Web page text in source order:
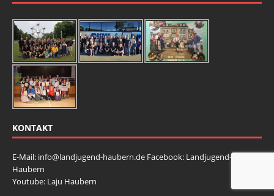
KONTAKT
E-Mail: info@landjugend-haubern.de Facebook: Landjugend-
Haubern
Youtube: Laju Haubern